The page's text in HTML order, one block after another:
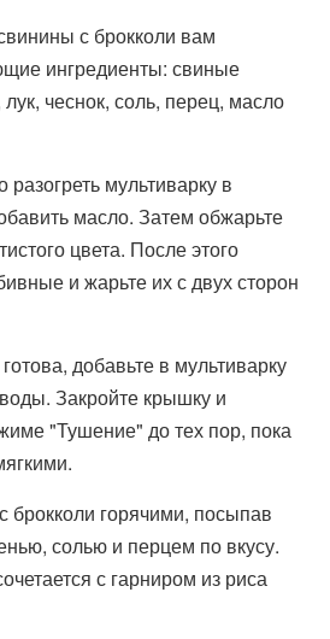
с брокколи вам
ингредиенты: свиные
чеснок, соль, перец, масло
мультиварку в
масло. Затем обжарьте
цвета. После этого
и жарьте их с двух сторон
добавьте в мультиварку
Закройте крышку и
"Тушение" до тех пор, пока
брокколи горячими, посыпав
солью и перцем по вкусу.
с гарниром из риса